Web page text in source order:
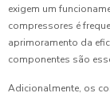
exigem um
compressores é
aprimoramento da
componentes são
Adicionalmente, os